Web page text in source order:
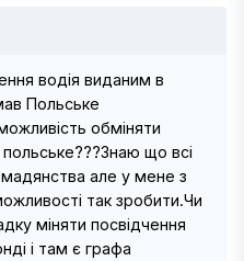
водія виданим в
Польське
обміняти
польське???Знаю що всі
але у мене з
так зробити.Чи
міняти посвідчення
і там є графа